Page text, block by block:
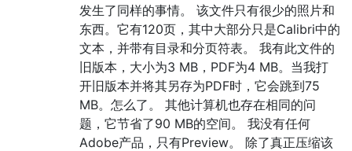
发生了同样的事情。 该文件只有很少的照片和
东西。它有120页，其中大部分只是Calibri中的
文本，并带有目录和分页符表。 我有此文件的
旧版本，大小为3 MB，PDF为4 MB。当我打
开旧版本并将其另存为PDF时，它会跳到75
MB。怎么了。 其他计算机也存在相同的问
题，它节省了90 MB的空间。 我没有任何
Adobe产品，只有Preview。 除了真正压缩该